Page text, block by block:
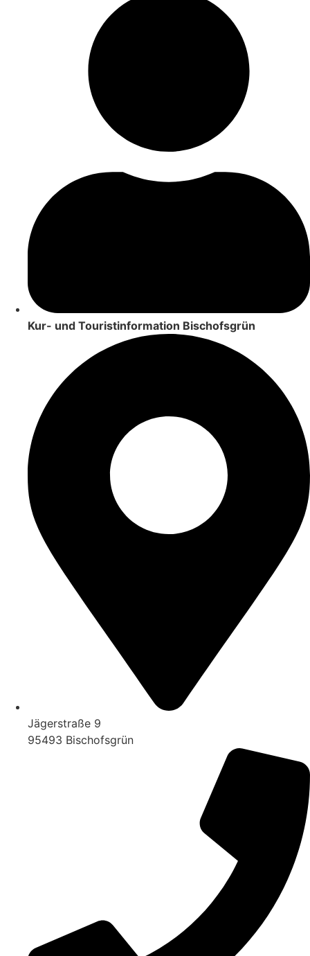
Kur- und Touristinformation Bischofsgrün
Jägerstraße 9
95493 Bischofsgrün